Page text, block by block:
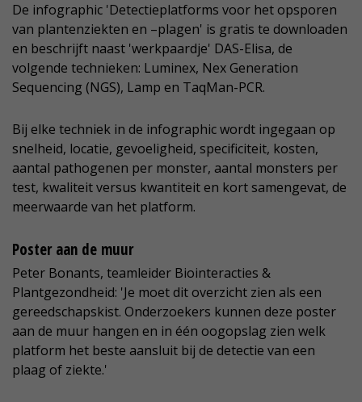
De infographic 'Detectieplatforms voor het opsporen
van plantenziekten en –plagen' is gratis te downloaden
en beschrijft naast 'werkpaardje' DAS-Elisa, de
volgende technieken: Luminex, Nex Generation
Sequencing (NGS), Lamp en TaqMan-PCR.
Bij elke techniek in de infographic wordt ingegaan op
snelheid, locatie, gevoeligheid, specificiteit, kosten,
aantal pathogenen per monster, aantal monsters per
test, kwaliteit versus kwantiteit en kort samengevat, de
meerwaarde van het platform.
Poster aan de muur
Peter Bonants, teamleider Biointeracties &
Plantgezondheid: 'Je moet dit overzicht zien als een
gereedschapskist. Onderzoekers kunnen deze poster
aan de muur hangen en in één oogopslag zien welk
platform het beste aansluit bij de detectie van een
plaag of ziekte.'